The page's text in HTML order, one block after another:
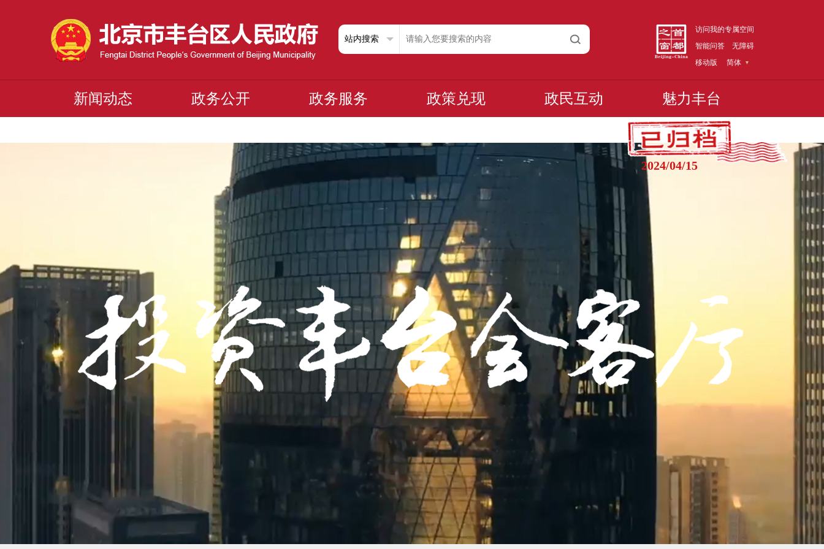
访问我的专属空间
智能问答
无障碍
移动版
简体
新闻动态 政务公开 政务服务 政策兑现 政民互动 魅力丰台
2024/04/15